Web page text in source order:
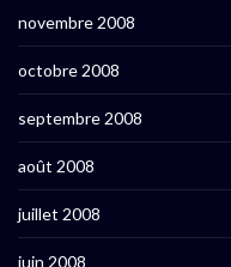
novembre 2008
octobre 2008
septembre 2008
août 2008
juillet 2008
juin 2008